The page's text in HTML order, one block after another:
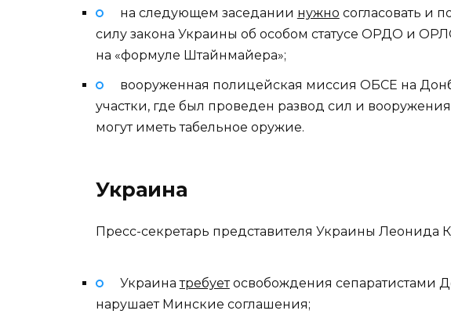
на следующем заседании нужно согласовать и
силу закона Украины об особом статусе ОРДО и
на «формуле Штайнмайера»;
вооруженная полицейская миссия ОБСЕ на
участки, где был проведен развод сил и
могут иметь табельное оружие.
Украина
Пресс-секретарь представителя Украины
Украинатребуетосвобождения сепаратистами
нарушает Минские соглашения;